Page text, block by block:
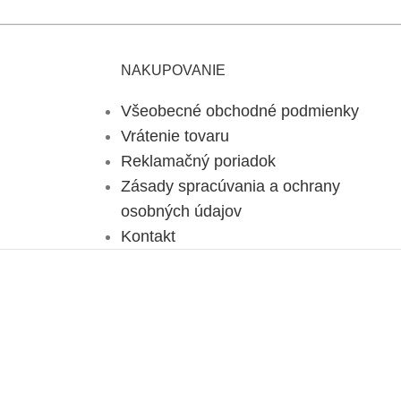
NAKUPOVANIE
Všeobecné obchodné podmienky
Vrátenie tovaru
Reklamačný poriadok
Zásady spracúvania a ochrany
osobných údajov
Kontakt